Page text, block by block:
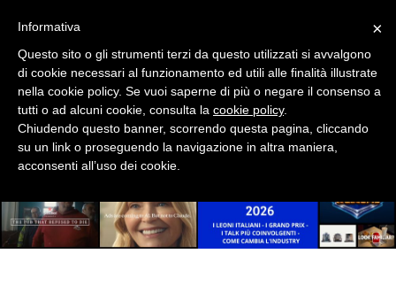
MOBILE
PROMOZIONI
PRODOTTI
PUNTI VENDITA
×
Informativa
Questo sito o gli strumenti terzi da questo utilizzati si avvalgono
di cookie necessari al funzionamento ed utili alle finalità illustrate
nella cookie policy. Se vuoi saperne di più o negare il consenso a
tutti o ad alcuni cookie, consulta la cookie policy.
Chiudendo questo banner, scorrendo questa pagina, cliccando
su un link o proseguendo la navigazione in altra maniera,
acconsenti all’uso dei cookie.